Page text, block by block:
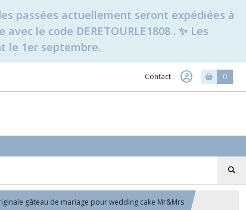
passées actuellement seront expédiées à
le code DERETOURLE1808 . ✨ Les
le 1er septembre.
Contact 0
gâteau de mariage pour wedding cake Mr&Mrs